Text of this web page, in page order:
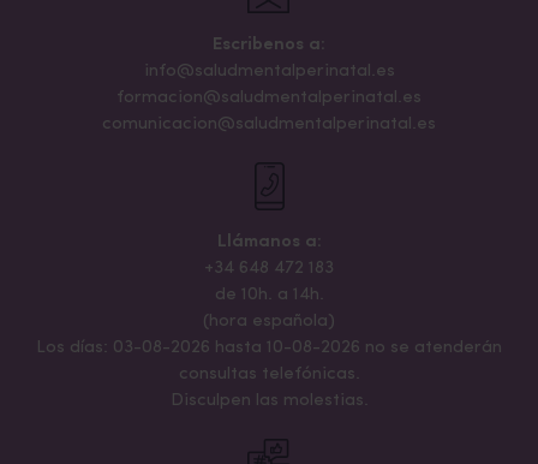
Escribenos a:
info@saludmentalperinatal.es
formacion@saludmentalperinatal.es
comunicacion@saludmentalperinatal.es
Llámanos a:
+34 648 472 183
de 10h. a 14h.
(hora española)
Los días: 03-08-2026 hasta 10-08-2026 no se atenderán
consultas telefónicas.
Disculpen las molestias.